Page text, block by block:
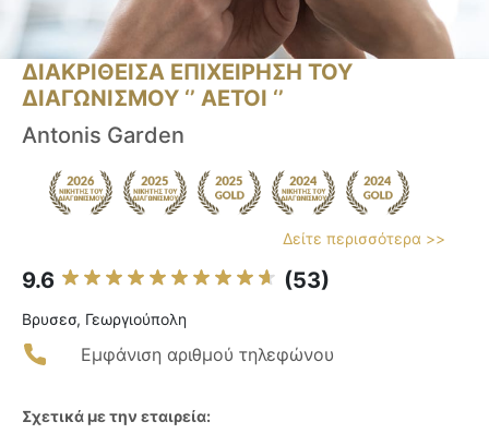
ΔΙΑΚΡΙΘΕΙΣΑ ΕΠΙΧΕΙΡΗΣΗ ΤΟΥ
ΔΙΑΓΩΝΙΣΜΟΥ ‘’ ΑΕΤΟΙ ‘’
Antonis Garden
Δείτε περισσότερα >>
9.6 (53)
Βρυσεσ, Γεωργιούπολη
Εμφάνιση αριθμού τηλεφώνου
Σχετικά με την εταιρεία: